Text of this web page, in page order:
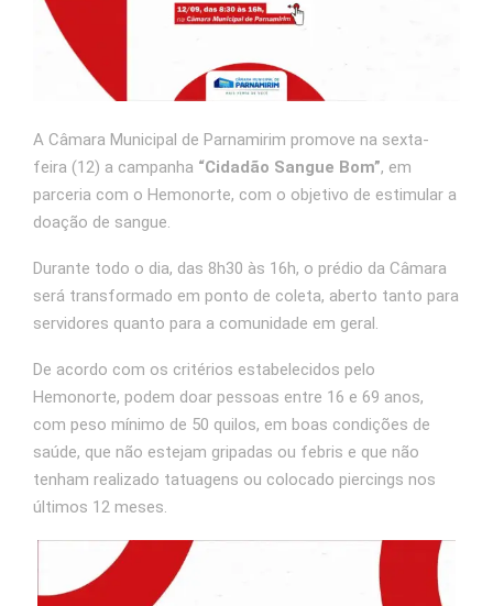
A Câmara Municipal de Parnamirim promove na sexta-
feira (12) a campanha “Cidadão Sangue Bom”, em
parceria com o Hemonorte, com o objetivo de estimular a
doação de sangue.
Durante todo o dia, das 8h30 às 16h, o prédio da Câmara
será transformado em ponto de coleta, aberto tanto para
servidores quanto para a comunidade em geral.
De acordo com os critérios estabelecidos pelo
Hemonorte, podem doar pessoas entre 16 e 69 anos,
com peso mínimo de 50 quilos, em boas condições de
saúde, que não estejam gripadas ou febris e que não
tenham realizado tatuagens ou colocado piercings nos
últimos 12 meses.